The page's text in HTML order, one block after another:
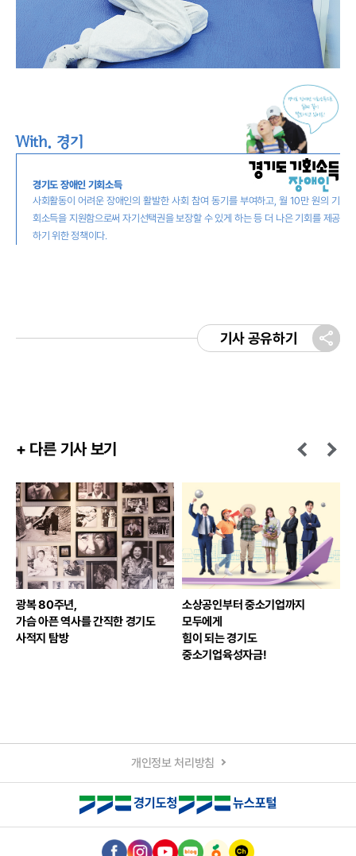
With. 경기
경기도 장애인 기회소득
사회활동이 어려운 장애인의 활발한 사회 참여 동기를 부여하고, 월 10만 원의 기
회소득을 지원함으로써 자기선택권을 보장할 수 있게 하는 등 더 나은 기회를 제공
하기 위한 정책이다.
기사 공유하기
+ 다른 기사 보기
광복 80주년,
가슴 아픈 역사를 간직한 경기도
사적지 탐방
소상공인부터 중소기업까지
모두에게
힘이 되는 경기도
중소기업육성자금!
개인정보 처리방침